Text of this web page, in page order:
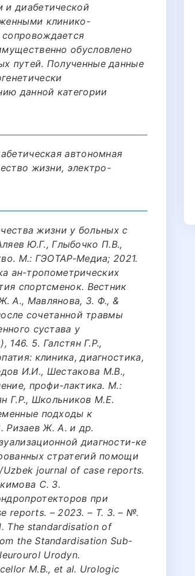
диабетической
клинико-
обусловлено
путей. Полученные данные
данной категории
автономная
жизни, электро-
жизни у больных с
Ю.Г., Глыбочко П.В.,
М.: ГЭОТАР-Медиа; 2021.
ан-тропометрических
спортсменок. Вестник
А., Мавлянова, З. Ф., &
сочетанной травмы
сустава у
5. Галстян Г.Р.,
клиника, диагностика,
И.И., Шестакова М.В.,
профи-лактика. М.:
Г.Р., Школьников М.Е.
подходы к
Ризаев Ж. А. и др.
диагности-ке
стратегий помощи
journal of case reports.
С. З.
при
reports. – 2023. – Т. 3. – №.
The standardisation of
the Standardisation Sub-
Urodyn.
M.B., et al. Urologic